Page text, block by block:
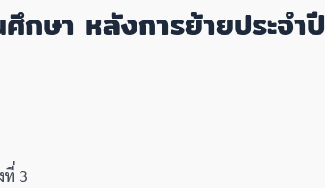
กษา หลังการย้ายประจำปี
ที่ 3